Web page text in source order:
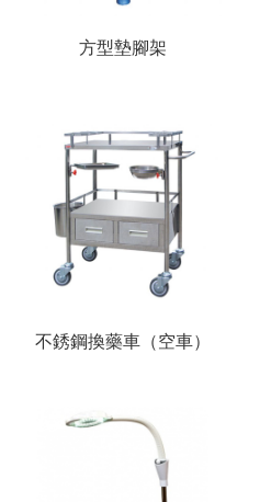
方型墊腳架
不銹鋼換藥車（空車）